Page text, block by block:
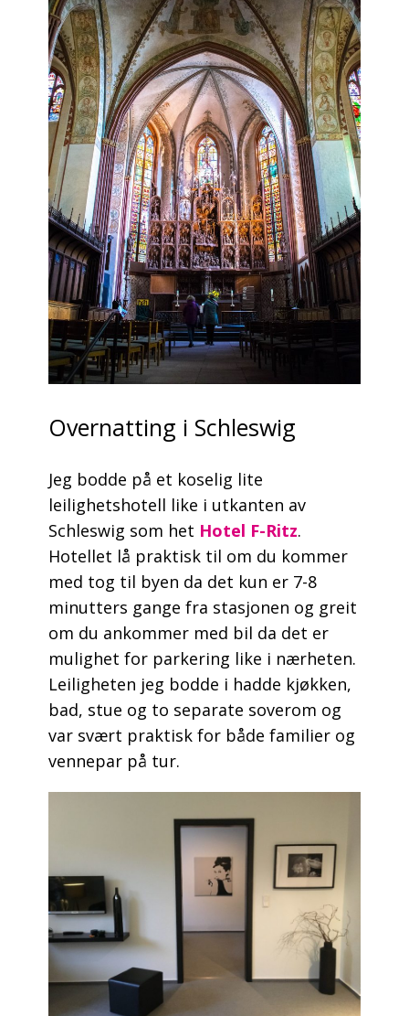
Overnatting i Schleswig
Jeg bodde på et koselig lite
leilighetshotell like i utkanten av
Schleswig som het Hotel F-Ritz.
Hotellet lå praktisk til om du kommer
med tog til byen da det kun er 7-8
minutters gange fra stasjonen og greit
om du ankommer med bil da det er
mulighet for parkering like i nærheten.
Leiligheten jeg bodde i hadde kjøkken,
bad, stue og to separate soverom og
var svært praktisk for både familier og
vennepar på tur.